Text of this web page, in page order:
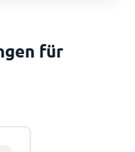
für